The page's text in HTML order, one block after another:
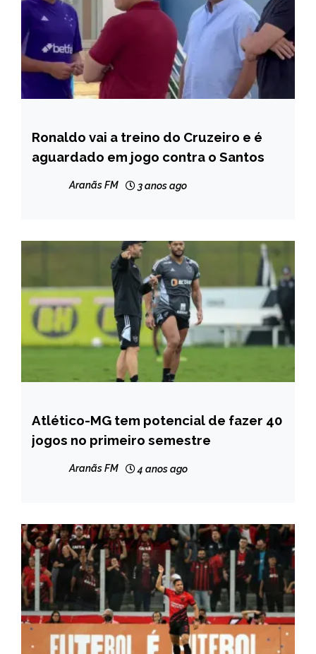
ESPORTES
Ronaldo vai a treino do Cruzeiro e é
aguardado em jogo contra o Santos
Aranãs FM 3 anos ago
ESPORTES
Atlético-MG tem potencial de fazer 40
jogos no primeiro semestre
Aranãs FM 4 anos ago